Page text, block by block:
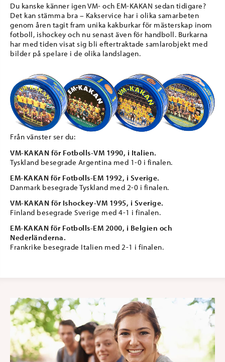
Du kanske känner igen VM- och EM-KAKAN sedan tidigare?
Det kan stämma bra – Kakservice har i olika samarbeten
genom åren tagit fram unika kakburkar för mästerskap inom
fotboll, ishockey och nu senast även för handboll. Burkarna
har med tiden visat sig bli eftertraktade samlarobjekt med
bilder på spelare i de olika landslagen.
Från vänster ser du:
VM-KAKAN för Fotbolls-VM 1990, i Italien.
Tyskland besegrade Argentina med 1-0 i finalen.
EM-KAKAN för Fotbolls-EM 1992, i Sverige.
Danmark besegrade Tyskland med 2-0 i finalen.
VM-KAKAN för Ishockey-VM 1995, i Sverige.
Finland besegrade Sverige med 4-1 i finalen.
EM-KAKAN för Fotbolls-EM 2000, i Belgien och
Nederländerna.
Frankrike besegrade Italien med 2-1 i finalen.